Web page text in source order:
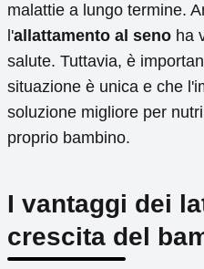
malattie a lungo termine.
l'allattamento al seno ha
salute. Tuttavia, è
situazione è unica e che
soluzione migliore per
proprio bambino.
I vantaggi dei
crescita del